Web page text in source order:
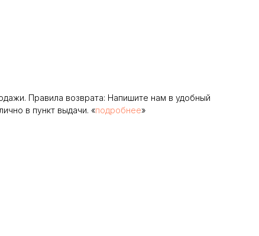
Правила возврата: Напишите нам в удобный
в пункт выдачи. «подробнее»